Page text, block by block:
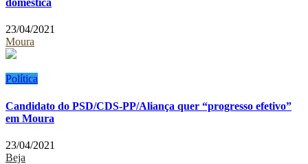
doméstica
23/04/2021
Moura
Política
Candidato do PSD/CDS-PP/Aliança quer “progresso efetivo”
em Moura
23/04/2021
Beja